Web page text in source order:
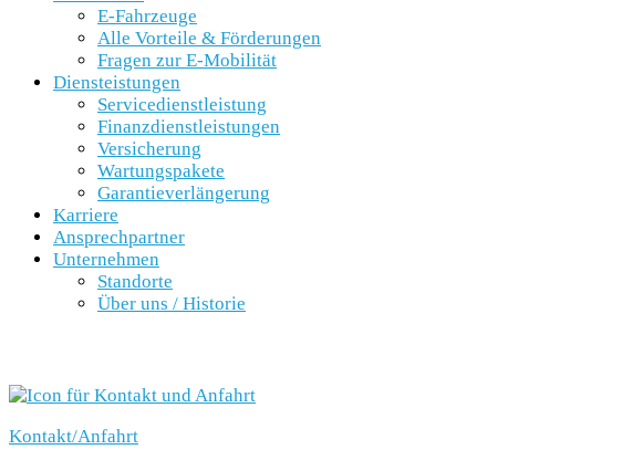
E-Fahrzeuge
Alle Vorteile & Förderungen
Fragen zur E-Mobilität
Diensteistungen
Servicedienstleistung
Finanzdienstleistungen
Versicherung
Wartungspakete
Garantieverlängerung
Karriere
Ansprechpartner
Unternehmen
Standorte
Über uns / Historie
Kontakt/Anfahrt